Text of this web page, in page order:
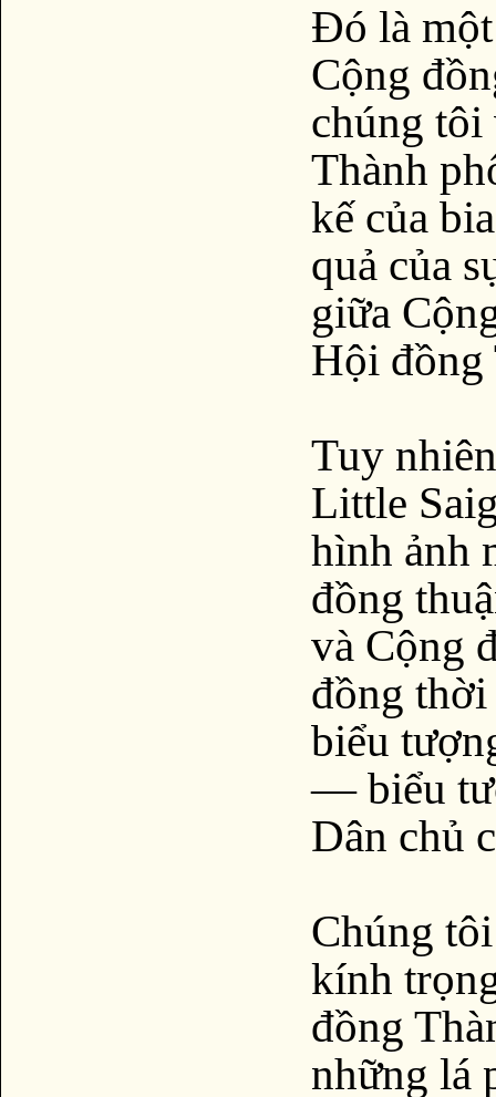
Đó là
Cộng
chúng
Thành
kế của
quả của
giữa
Hội đồng
Tuy
Little
hình ảnh
đồng
và Cộng
đồng
biểu
— biểu
Dân chủ
Chúng
kính
đồng
những lá